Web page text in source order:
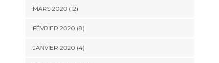
MARS 2020 (12)
FÉVRIER 2020 (8)
JANVIER 2020 (4)